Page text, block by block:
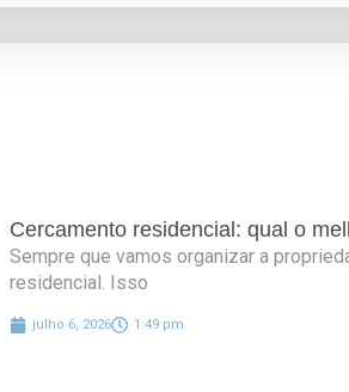
Cercamento residencial: qual o
Sempre que vamos organizar a
residencial. Isso
julho 6, 2026 1:49 pm